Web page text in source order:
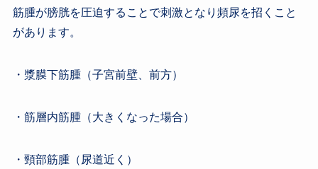
筋腫が膀胱を圧迫することで刺激となり頻尿を招くこと
があります。
・漿膜下筋腫（子宮前壁、前方）
・筋層内筋腫（大きくなった場合）
・頸部筋腫（尿道近く）